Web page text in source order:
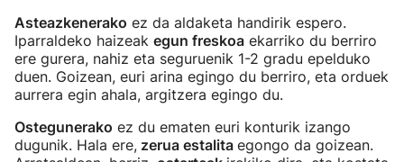
Asteazkenerako ez da aldaketa handirik espero.
Iparraldeko haizeak egun freskoa ekarriko du berriro
ere gurera, nahiz eta seguruenik 1-2 gradu epelduko
duen. Goizean, euri arina egingo du berriro, eta orduek
aurrera egin ahala, argitzera egingo du.
Ostegunerako ez du ematen euri konturik izango
dugunik. Hala ere, zerua estalita egongo da goizean.